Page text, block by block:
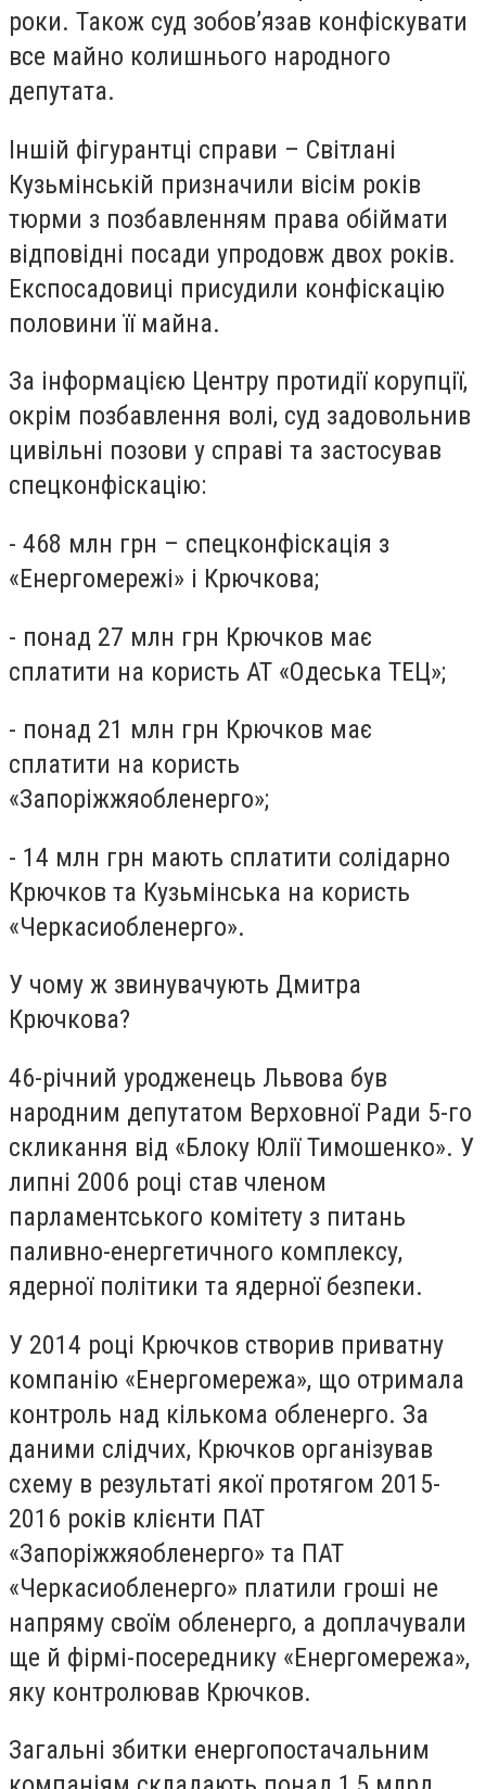
роки. Також суд зобов’язав конфіскувати
все майно колишнього народного
депутата.
Іншій фігурантці справи – Світлані
Кузьмінській призначили вісім років
тюрми з позбавленням права обіймати
відповідні посади упродовж двох років.
Експосадовиці присудили конфіскацію
половини її майна.
За інформацією Центру протидії корупції,
окрім позбавлення волі, суд задовольнив
цивільні позови у справі та застосував
спецконфіскацію:
- 468 млн грн – спецконфіскація з
«Енергомережі» і Крючкова;
- понад 27 млн грн Крючков має
сплатити на користь АТ «Одеська ТЕЦ»;
- понад 21 млн грн Крючков має
сплатити на користь
«Запоріжжяобленерго»;
- 14 млн грн мають сплатити солідарно
Крючков та Кузьмінська на користь
«Черкасиобленерго».
У чому ж звинувачують Дмитра
Крючкова?
46-річний уродженець Львова був
народним депутатом Верховної Ради 5-го
скликання від «Блоку Юлії Тимошенко». У
липні 2006 році став членом
парламентського комітету з питань
паливно-енергетичного комплексу,
ядерної політики та ядерної безпеки.
У 2014 році Крючков створив приватну
компанію «Енергомережа», що отримала
контроль над кількома обленерго. За
даними слідчих, Крючков організував
схему в результаті якої протягом 2015-
2016 років клієнти ПАТ
«Запоріжжяобленерго» та ПАТ
«Черкасиобленерго» платили гроші не
напряму своїм обленерго, а доплачували
ще й фірмі-посереднику «Енергомережа»,
яку контролював Крючков.
Загальні збитки енергопостачальним